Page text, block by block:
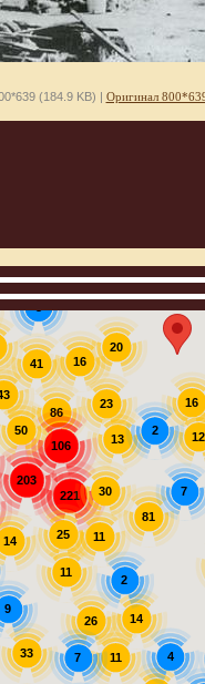
(184.9 KB) | Оригинал
13
203
81
86
221
16
106
11
33
20
12
16
14
9
41
25
7
26
50
11
30
11
23
14
2
2
4
7